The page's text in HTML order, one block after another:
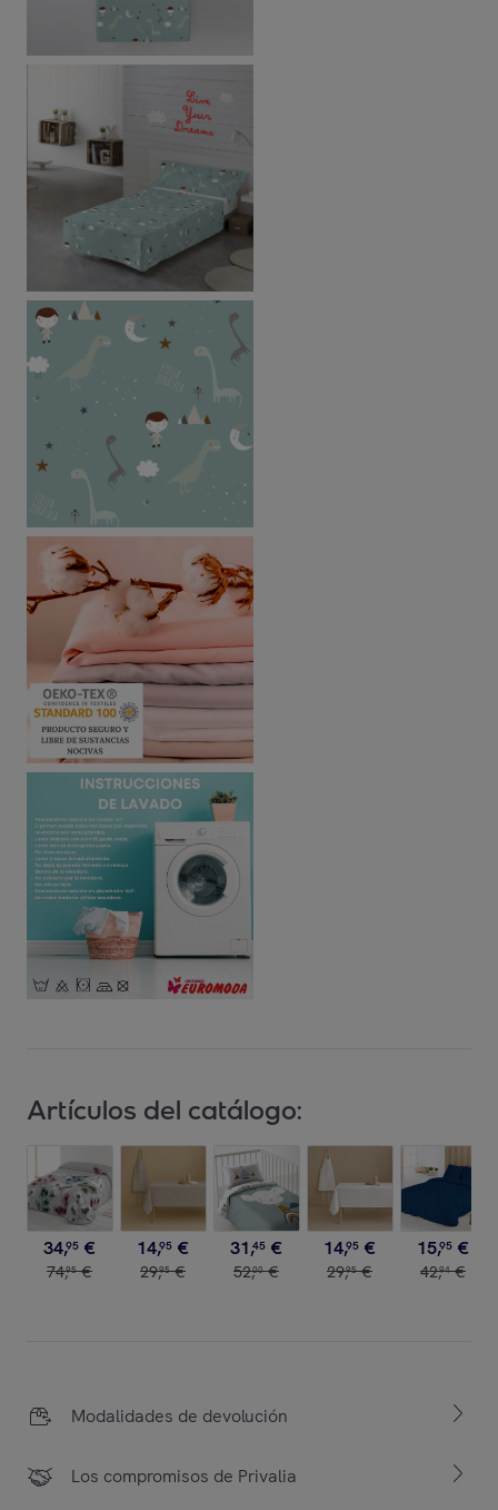
Artículos del catálogo:
34,95 €
74,95 €
14,95 €
29,95 €
31,45 €
52,00 €
14,95 €
29,95 €
15,95 €
42,94 €
Modalidades de devolución
Los compromisos de Privalia